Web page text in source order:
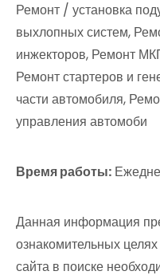
Ремонт / установка
выхлопных систем,
инжекторов, Ремонт
Ремонт стартеров и
части автомобиля,
управления автомоби
Время работы:
Данная информация
ознакомительных
сайта в поиске